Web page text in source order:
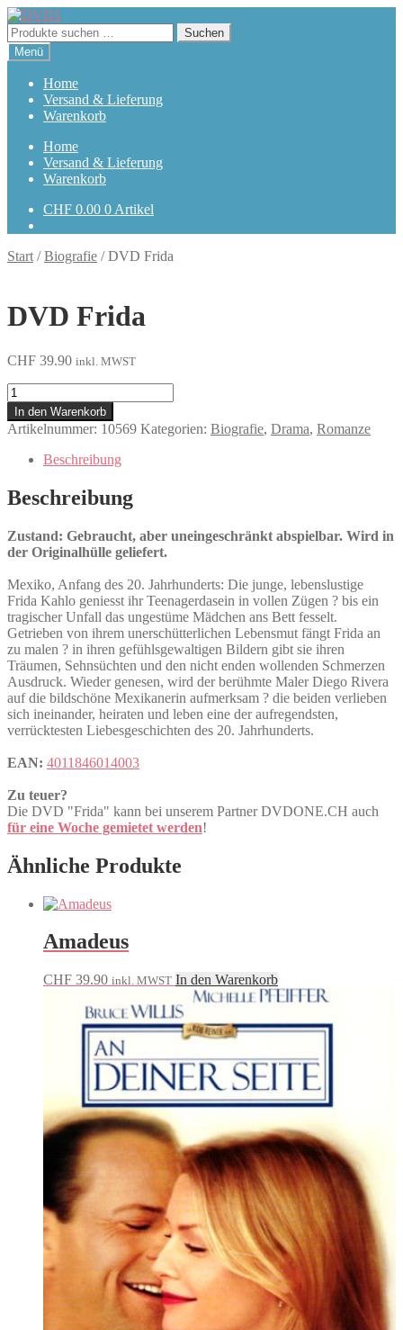
Zur
Navigation
springen
Zum
Inhalt
springen
Suchen
nach:
Suchen
Menü
Home
Versand & Lieferung
Warenkorb
Home
Versand & Lieferung
Warenkorb
CHF 0.00 0 Artikel
Start /Biografie /DVD Frida
DVD Frida
CHF 39.90 inkl. MWST
Frida
Menge
In den Warenkorb
Artikelnummer: 10569 Kategorien: Biografie, Drama, Romanze
Beschreibung
Beschreibung
Zustand: Gebraucht, aber uneingeschränkt abspielbar. Wird in
der Originalhülle geliefert.
Mexiko, Anfang des 20. Jahrhunderts: Die junge, lebenslustige
Frida Kahlo geniesst ihr Teenagerdasein in vollen Zügen ? bis ein
tragischer Unfall das ungestüme Mädchen ans Bett fesselt.
Getrieben von ihrem unerschütterlichen Lebensmut fängt Frida an
zu malen ? in ihren gefühlsgewaltigen Bildern gibt sie ihren
Träumen, Sehnsüchten und den nicht enden wollenden Schmerzen
Ausdruck. Wieder genesen, wird der berühmte Maler Diego Rivera
auf die bildschöne Mexikanerin aufmerksam ? die beiden verlieben
sich ineinander, heiraten und leben eine der aufregendsten,
verrücktesten Liebesgeschichten des 20. Jahrhunderts.
EAN: 4011846014003
Zu teuer?
Die DVD "Frida" kann bei unserem Partner DVDONE.CH auch
für eine Woche gemietet werden!
Ähnliche Produkte
Amadeus
CHF 39.90 inkl. MWST In den Warenkorb